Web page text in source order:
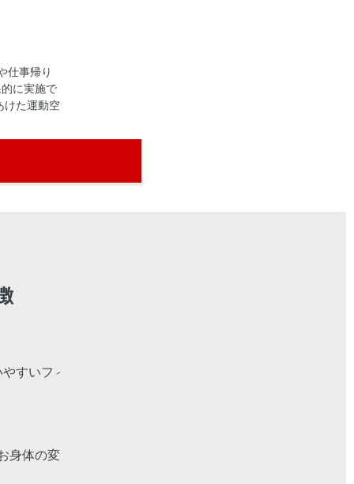
仕事帰り
に実施で
けた運動空
すいフィットネスです。全国に約2,000店舗
体の変化を一緒に確認して目標にむけて寄